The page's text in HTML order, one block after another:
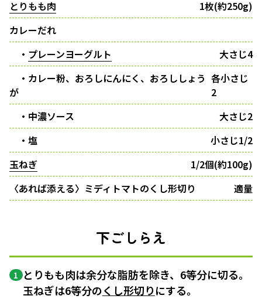
とりもも肉
1枚(約250g)
カレーだれ
・ プレーンヨーグルト
大さじ4
・カレー粉、おろしにんにく、おろししょう
が
各小さじ
2
・中濃ソース
大さじ2
・塩
小さじ1/2
玉ねぎ
1/2個(約100g)
〈あれば添える〉ミディトマトのくし形切り
適量
下ごしらえ
1 とりもも肉は余分な脂肪を除き、6等分に切る。
玉ねぎは6等分のくし形切りにする。